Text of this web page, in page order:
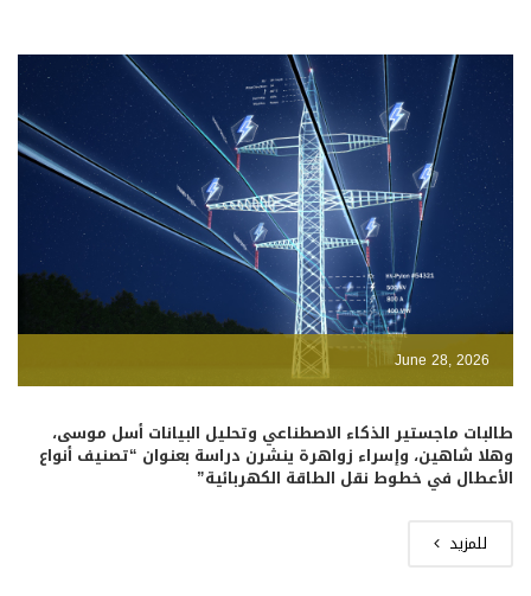
June 28, 2026
طالبات ماجستير الذكاء الاصطناعي وتحليل البيانات أسل موسى،
وهلا شاهين، وإسراء زواهرة ينشرن دراسة بعنوان “تصنيف أنواع
الأعطال في خطوط نقل الطاقة الكهربائية”
للمزيد